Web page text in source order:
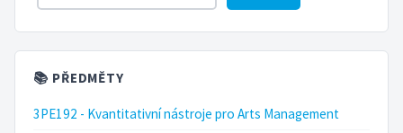
📚 PŘEDMĚTY
3PE192 - Kvantitativní nástroje pro Arts Management